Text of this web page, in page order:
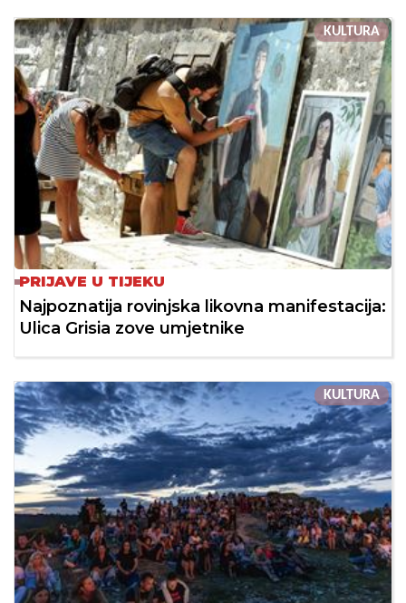
KULTURA
PRIJAVE U TIJEKU
Najpoznatija rovinjska likovna manifestacija:
Ulica Grisia zove umjetnike
KULTURA